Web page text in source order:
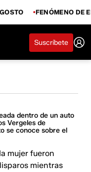
FENÓMENO DE
Suscríbete
dentro de un auto
Vergeles de
se conoce sobre el
mujer fueron
mientras